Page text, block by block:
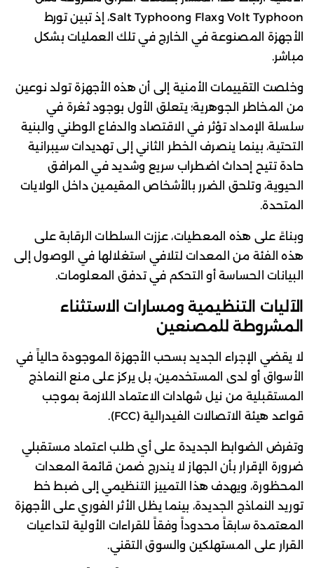
Volt Typhoon وFlax وSalt Typhoon، إذ تبين تورط
الأجهزة المصنوعة في الخارج في تلك العمليات بشكل
مباشر.
وخلصت التقييمات الأمنية إلى أن هذه الأجهزة تولد نوعين
من المخاطر الجوهرية؛ يتعلق الأول بوجود ثغرة في
سلسلة الإمداد تؤثر في الاقتصاد والدفاع الوطني والبنية
التحتية، بينما ينصرف الخطر الثاني إلى تهديدات سيبرانية
حادة تتيح إحداث اضطراب سريع وشديد في المرافق
الحيوية، وتلحق الضرر بالأشخاص المقيمين داخل الولايات
المتحدة.
وبناءً على هذه المعطيات، عززت السلطات الرقابة على
هذه الفئة من المعدات لتلافي استغلالها في الوصول إلى
البيانات الحساسة أو التحكم في تدفق المعلومات.
الآليات التنظيمية ومسارات الاستثناء
المشروطة للمصنعين
لا يقضي الإجراء الجديد بسحب الأجهزة الموجودة حالياً في
الأسواق أو لدى المستخدمين، بل يركز على منع النماذج
المستقبلية من نيل شهادات الاعتماد اللازمة بموجب
قواعد هيئة الاتصالات الفيدرالية (FCC).
وتفرض الضوابط الجديدة على أي طلب اعتماد مستقبلي
ضرورة الإقرار بأن الجهاز لا يندرج ضمن قائمة المعدات
المحظورة، ويهدف هذا التمييز التنظيمي إلى ضبط خط
توريد النماذج الجديدة، بينما يظل الأثر الفوري على الأجهزة
المعتمدة سابقاً محدوداً وفقاً للقراءات الأولية لتداعيات
القرار على المستهلكين والسوق التقني.